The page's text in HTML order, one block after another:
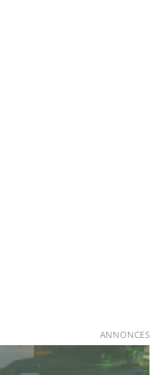
ANNONCES